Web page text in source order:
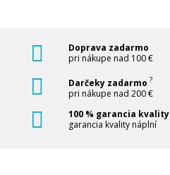
Doprava zadarmo
pri nákupe nad 100 €
Darčeky zadarmo ?
pri nákupe nad 200 €
100 % garancia kvality
garancia kvality náplní